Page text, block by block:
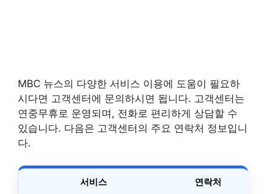
MBC 뉴스의 다양한 서비스 이용에 도움이 필요하
시다면 고객센터에 문의하시면 됩니다. 고객센터는
연중무휴로 운영되며, 전화로 편리하게 상담할 수
있습니다. 다음은 고객센터의 주요 연락처 정보입니
다.
서비스 연락처